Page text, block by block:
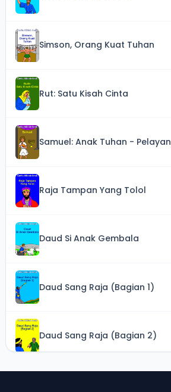
Simson, Orang Kuat Tuhan
Rut: Satu Kisah Cinta
Samuel: Anak Tuhan - Pelayan
Raja Tampan Yang Tolol
Daud Si Anak Gembala
Daud Sang Raja (Bagian 1)
Daud Sang Raja (Bagian 2)